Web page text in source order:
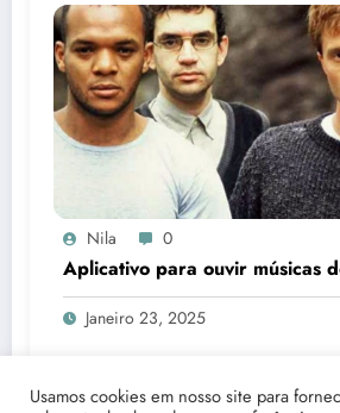
Nila 0
Aplicativo para ouvir músicas
Janeiro 23, 2025
Usamos cookies em nosso site para